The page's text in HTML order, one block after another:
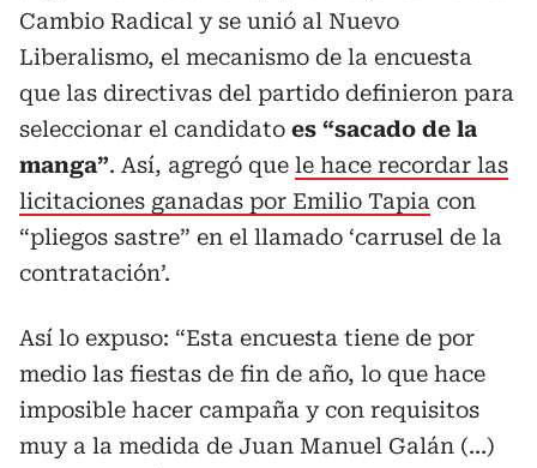
Cambio Radical y se unió al Nuevo
Liberalismo, el mecanismo de la encuesta
que las directivas del partido definieron para
seleccionar el candidato es “sacado de la
manga”. Así, agregó que le hace recordar las
licitaciones ganadas por Emilio Tapia con
“pliegos sastre” en el llamado ‘carrusel de la
contratación’.
Así lo expuso: “Esta encuesta tiene de por
medio las fiestas de fin de año, lo que hace
imposible hacer campaña y con requisitos
muy a la medida de Juan Manuel Galán (…)